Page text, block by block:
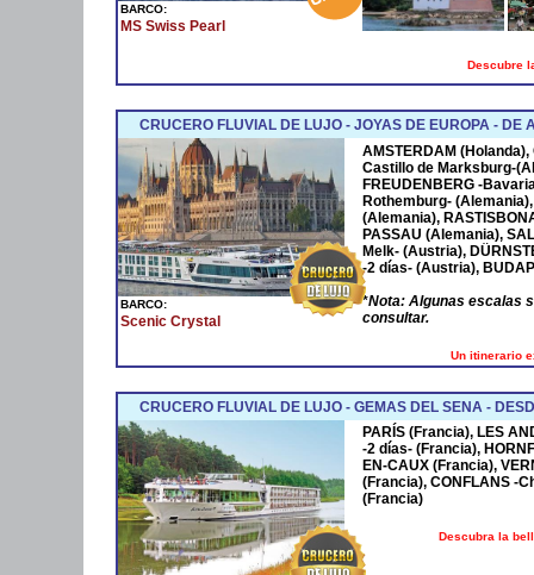
BARCO:
MS Swiss Pearl
Descubre
CRUCERO FLUVIAL DE LUJO - JOYAS DE EUROPA - DE
BARCO:
Scenic Crystal
AMSTERDAM (Holanda),
Castillo de Marksburg-
FREUDENBERG -
Rothemburg-
(Alemania),
PASSAU (Alemania),
Melk- (Austria),
-2 días- (Austria),
*Nota: Algunas escalas
consultar.
Un itinerario
CRUCERO FLUVIAL DE LUJO - GEMAS DEL SENA -
PARÍS (Francia), LES
-2 días- (Francia),
EN-CAUX (Francia),
(Francia), CONFLANS -
(Francia)
Descubra la